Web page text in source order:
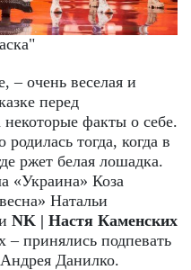
– очень веселая и
перед
факты о себе.
тогда, когда в
ржет белая лошадка.
«Украина» Коза
Натальи
NK | Настя Каменских
– принялись подпевать
Данилко.